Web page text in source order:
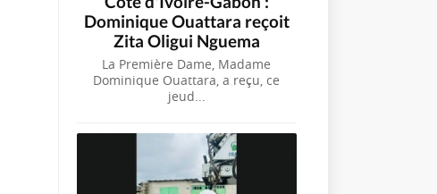
Dominique Ouattara reçoit
Zita Oligui Nguema
La Première Dame, Madame
Dominique Ouattara, a reçu, ce
jeud...